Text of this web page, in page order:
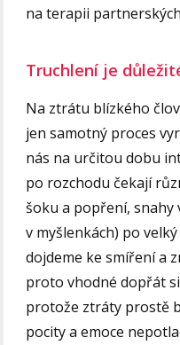
na terapii
Truchlení je
Na ztrátu blízkého
jen samotný proces
nás na určitou dobu
po rozchodu čekají
šoku a popření, snahy
v myšlenkách) po
dojdeme ke smíření a
proto vhodné dopřát
protože ztráty prostě
pocity a emoce